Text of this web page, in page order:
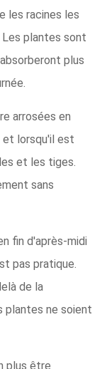
les racines les
plantes sont
plus
arrosées en
et lorsqu'il est
et les tiges.
sans
fin d'après-midi
pas pratique.
de la
plantes ne soient
plus être